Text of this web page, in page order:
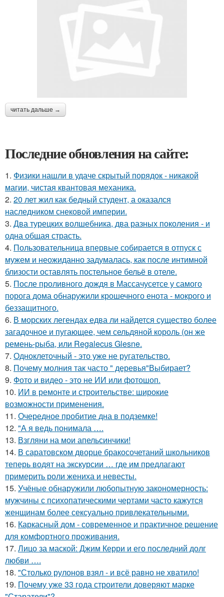
читать дальше →
Последние обновления на сайте:
1. Физики нашли в удаче скрытый порядок - никакой
магии, чистая квантовая механика.
2. 20 лет жил как бедный студент, а оказался
наследником снековой империи.
3. Два турецких волшебника, два разных поколения - и
одна общая страсть.
4. Пользовательница впервые собирается в отпуск с
мужем и неожиданно задумалась, как после интимной
близости оставлять постельное бельё в отеле.
5. После проливного дождя в Массачусетсе у самого
порога дома обнаружили крошечного енота - мокрого и
беззащитного.
6. В морских легендах едва ли найдется существо более
загадочное и пугающее, чем сельдяной король (он же
ремень-рыба, или Regalecus Glesne.
7. Одноклеточный - это уже не ругательство.
8. Почему молния так часто " деревья"Выбирает?
9. Фото и видео - это не ИИ или фотошоп.
10. ИИ в ремонте и строительстве: широкие
возможности применения.
11. Очередное пробитие дна в подземке!
12. "А я ведь понимала ….
13. Взгляни на мои апельсинчики!
14. В саратовском дворце бракосочетаний школьников
теперь водят на экскурсии … где им предлагают
примерить роли жениха и невесты.
15. Учёные обнаружили любопытную закономерность:
мужчины с психопатическими чертами часто кажутся
женщинам более сексуально привлекательными.
16. Каркасный дом - современное и практичное решение
для комфортного проживания.
17. Лицо за маской: Джим Керри и его последний долг
любви ….
18. "Столько рулонов взял - и всё равно не хватило!
19. Почему уже 33 года строители доверяют марке